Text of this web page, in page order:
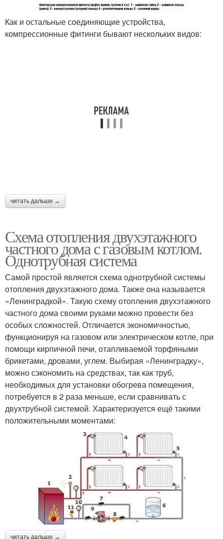
Как и остальные соединяющие устройства,
компрессионные фитинги бывают нескольких видов:
читать дальше →
Схема отопления двухэтажного
частного дома с газовым котлом.
Однотрубная система
Самой простой является схема однотрубной системы
отопления двухэтажного дома. Также она называется
«Ленинградкой». Такую схему отопления двухэтажного
частного дома своими руками можно провести без
особых сложностей. Отличается экономичностью,
функционируя на газовом или электрическом котле, при
помощи кирпичной печи, отапливаемой торфяными
брикетами, дровами, углем. Выбирая «Ленинградку»,
можно сэкономить на средствах, так как труб,
необходимых для установки обогрева помещения,
потребуется в 2 раза меньше, если сравнивать с
двухтрубной системой. Характеризуется ещё такими
положительными моментами:
читать дальше →